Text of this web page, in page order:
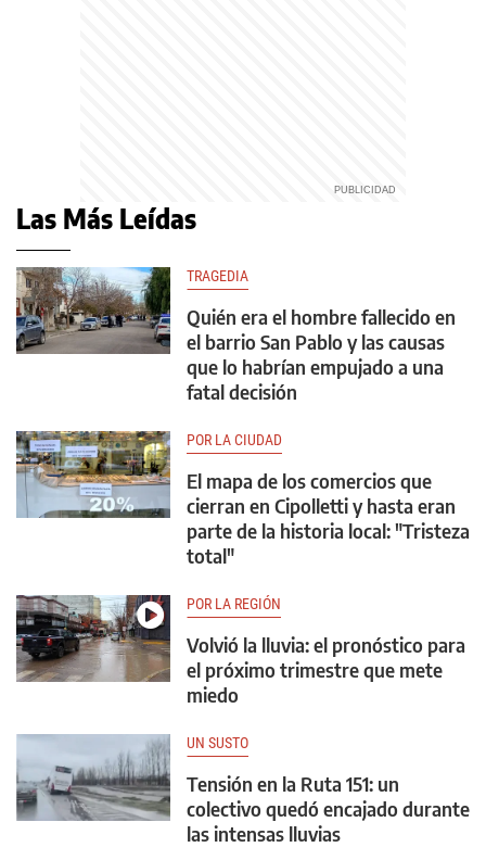
Las Más Leídas
TRAGEDIA
Quién era el hombre fallecido en
el barrio San Pablo y las causas
que lo habrían empujado a una
fatal decisión
POR LA CIUDAD
El mapa de los comercios que
cierran en Cipolletti y hasta eran
parte de la historia local: "Tristeza
total"
POR LA REGIÓN
Volvió la lluvia: el pronóstico para
el próximo trimestre que mete
miedo
UN SUSTO
Tensión en la Ruta 151: un
colectivo quedó encajado durante
las intensas lluvias